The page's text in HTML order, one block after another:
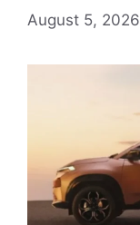
August 5, 2026